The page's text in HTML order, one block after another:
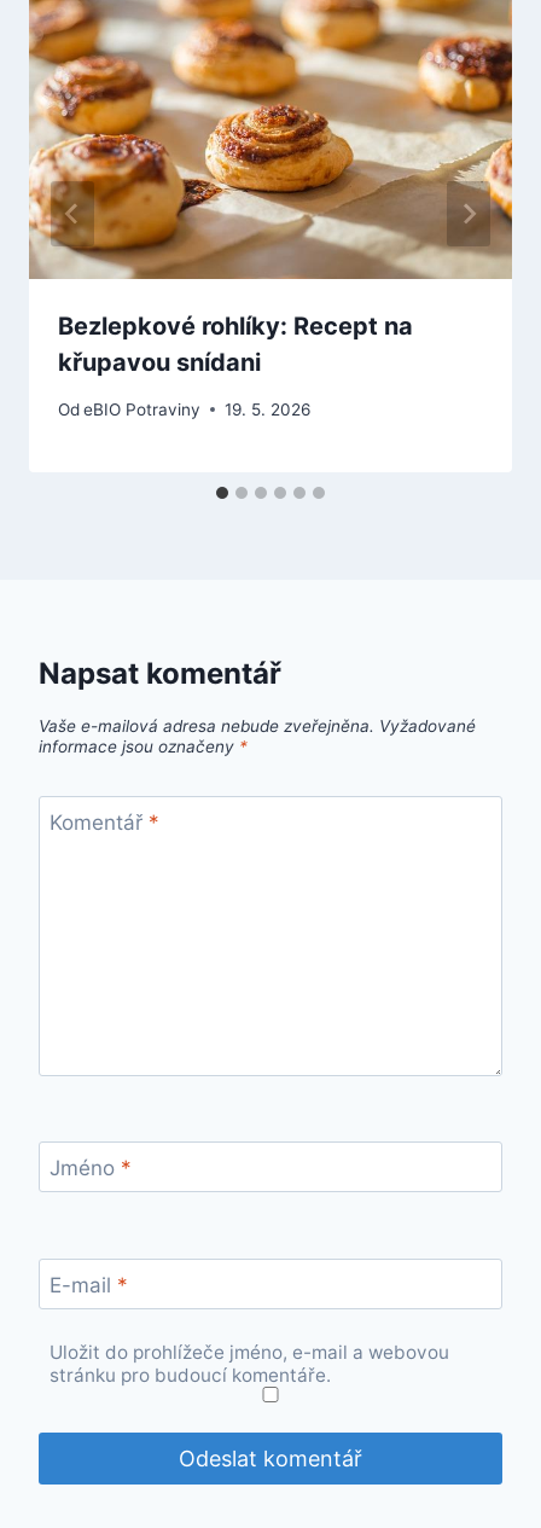
Bezlepkové rohlíky: Recept na
křupavou snídani
OdeBIO Potraviny 19. 5. 2026
Napsat komentář
Vaše e-mailová adresa nebude zveřejněna. Vyžadované
informace jsou označeny *
Komentář *
Jméno *
E-mail *
Uložit do prohlížeče jméno, e-mail a webovou
stránku pro budoucí komentáře.